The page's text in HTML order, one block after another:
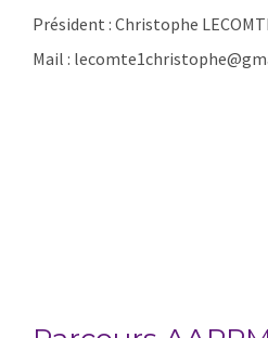
Président : Christophe
Mail :